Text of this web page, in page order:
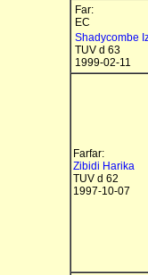
Far:
EC
Shadycombe
TUV d 63
1999-02-11
Farfar:
Zibidi Harika
TUV d 62
1997-10-07